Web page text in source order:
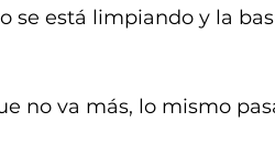
se está limpiando y la
no va más, lo mismo